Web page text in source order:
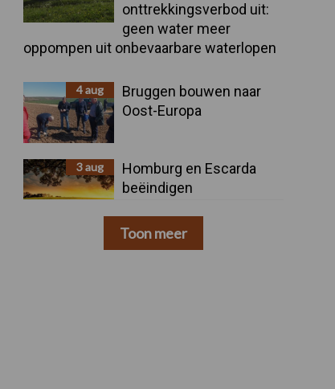
onttrekkingsverbod uit:
geen water meer
oppompen uit onbevaarbare waterlopen
4 aug
Bruggen bouwen naar
Oost-Europa
3 aug
Homburg en Escarda
beëindigen
Toon meer